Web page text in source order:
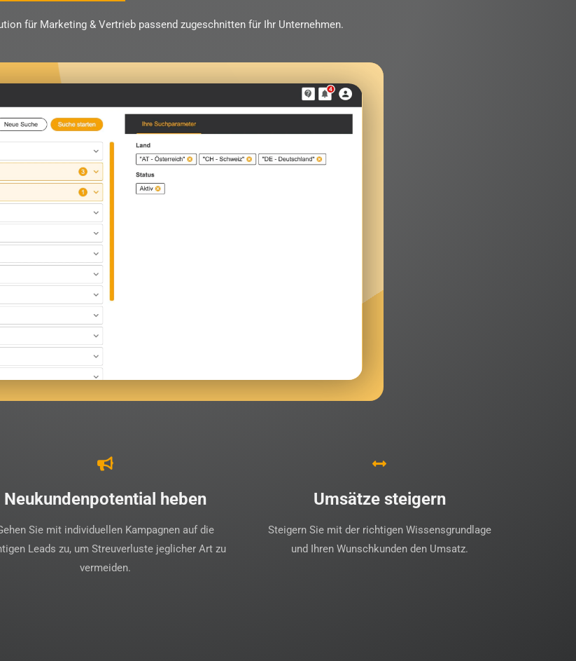
für Marketing & Vertrieb passend zugeschnitten für Ihr Unternehmen.
Neukundenpotential heben
Sie mit individuellen Kampagnen auf die
Leads zu, um Streuverluste jeglicher Art zu
vermeiden.
Umsätze steigern
Steigern Sie mit der richtigen Wissensgrundlage
und Ihren Wunschkunden den Umsatz.